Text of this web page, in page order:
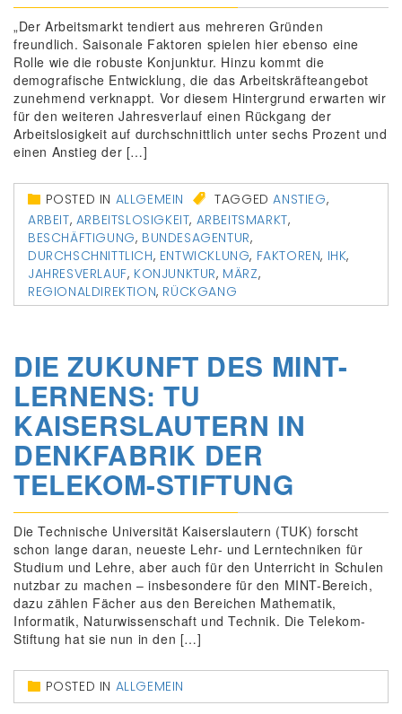
„Der Arbeitsmarkt tendiert aus mehreren Gründen
freundlich. Saisonale Faktoren spielen hier ebenso eine
Rolle wie die robuste Konjunktur. Hinzu kommt die
demografische Entwicklung, die das Arbeitskräfteangebot
zunehmend verknappt. Vor diesem Hintergrund erwarten wir
für den weiteren Jahresverlauf einen Rückgang der
Arbeitslosigkeit auf durchschnittlich unter sechs Prozent und
einen Anstieg der […]
POSTED IN ALLGEMEIN TAGGEDANSTIEG,
ARBEIT, ARBEITSLOSIGKEIT, ARBEITSMARKT,
BESCHÄFTIGUNG, BUNDESAGENTUR,
DURCHSCHNITTLICH, ENTWICKLUNG, FAKTOREN, IHK,
JAHRESVERLAUF, KONJUNKTUR, MÄRZ,
REGIONALDIREKTION, RÜCKGANG
DIE ZUKUNFT DES MINT-
LERNENS: TU
KAISERSLAUTERN IN
DENKFABRIK DER
TELEKOM-STIFTUNG
Die Technische Universität Kaiserslautern (TUK) forscht
schon lange daran, neueste Lehr- und Lerntechniken für
Studium und Lehre, aber auch für den Unterricht in Schulen
nutzbar zu machen – insbesondere für den MINT-Bereich,
dazu zählen Fächer aus den Bereichen Mathematik,
Informatik, Naturwissenschaft und Technik. Die Telekom-
Stiftung hat sie nun in den […]
POSTED IN ALLGEMEIN